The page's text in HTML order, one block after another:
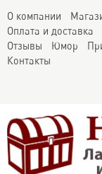
О компании
Оплата и доставка
Отзывы
Юмор
Контакты